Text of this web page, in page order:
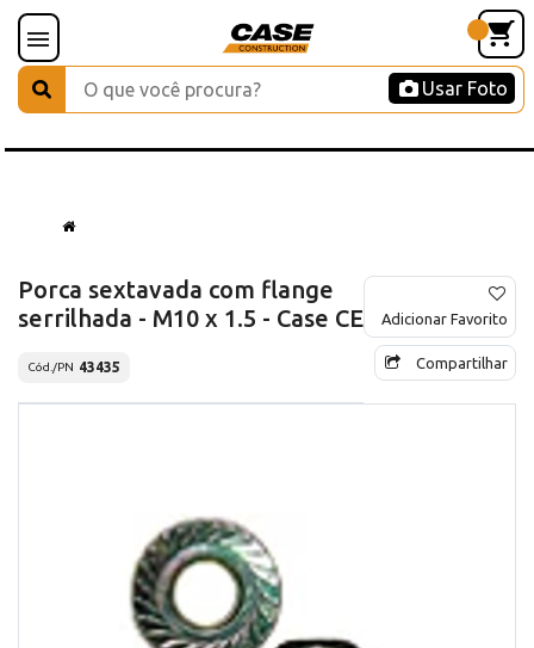
Usar Foto
Porca sextavada com flange
serrilhada - M10 x 1.5 - Case CE
Cód./PN 43435
Adicionar Favorito
Compartilhar